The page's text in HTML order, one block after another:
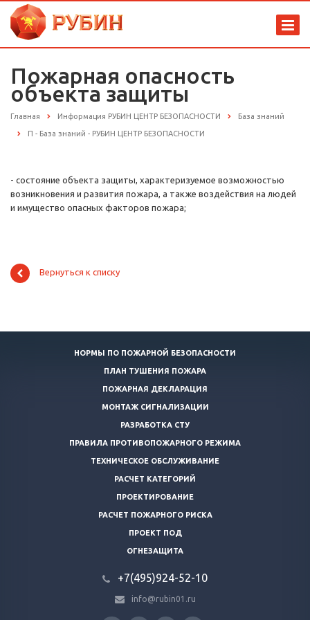
Пожарная опасность
объекта защиты
Главная Информация РУБИН ЦЕНТР БЕЗОПАСНОСТИ База знаний
П - База знаний - РУБИН ЦЕНТР БЕЗОПАСНОСТИ
- состояние объекта защиты, характеризуемое возможностью
возникновения и развития пожара, а также воздействия на людей
и имущество опасных факторов пожара;
Вернуться к списку
НОРМЫ ПО ПОЖАРНОЙ БЕЗОПАСНОСТИ
ПЛАН ТУШЕНИЯ ПОЖАРА
ПОЖАРНАЯ ДЕКЛАРАЦИЯ
МОНТАЖ СИГНАЛИЗАЦИИ
РАЗРАБОТКА СТУ
ПРАВИЛА ПРОТИВОПОЖАРНОГО РЕЖИМА
ТЕХНИЧЕСКОЕ ОБСЛУЖИВАНИЕ
РАСЧЕТ КАТЕГОРИЙ
ПРОЕКТИРОВАНИЕ
РАСЧЕТ ПОЖАРНОГО РИСКА
ПРОЕКТ ПОД
ОГНЕЗАЩИТА
+7(495)924-52-10
info@rubin01.ru